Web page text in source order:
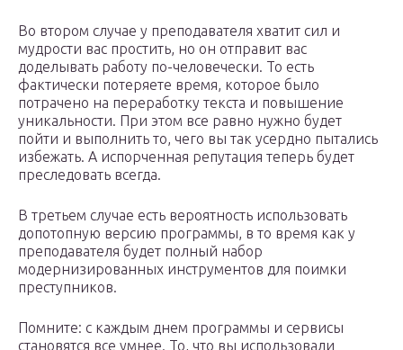
Во втором случае у преподавателя хватит сил и
мудрости вас простить, но он отправит вас
доделывать работу по-человечески. То есть
фактически потеряете время, которое было
потрачено на переработку текста и повышение
уникальности. При этом все равно нужно будет
пойти и выполнить то, чего вы так усердно пытались
избежать. А испорченная репутация теперь будет
преследовать всегда.
В третьем случае есть вероятность использовать
допотопную версию программы, в то время как у
преподавателя будет полный набор
модернизированных инструментов для поимки
преступников.
Помните: с каждым днем программы и сервисы
становятся все умнее. То, что вы использовали